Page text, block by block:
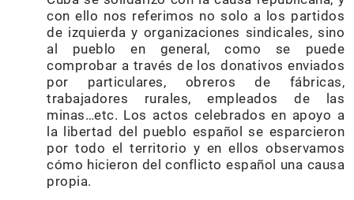
con ello nos referimos no solo a los partidos
de izquierda y organizaciones sindicales, sino
al pueblo en general, como se puede
comprobar a través de los donativos enviados
por particulares, obreros de fábricas,
trabajadores rurales, empleados de las
minas…etc. Los actos celebrados en apoyo a
la libertad del pueblo español se esparcieron
por todo el territorio y en ellos observamos
cómo hicieron del conflicto español una causa
propia.